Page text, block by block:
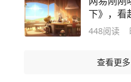
下》，看
448阅读
查看更多